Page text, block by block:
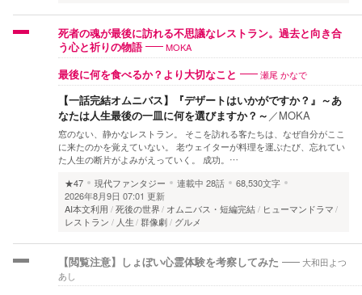
死者の魂が最後に訪れる不思議なレストラン。過去と向き合
う心と祈りの物語
MOKA
最後に何を食べるか？より大切なこと 瀬尾 かなで
【一話完結オムニバス】『デザートはいかがですか？』～あ
なたは人生最後の一皿に何を選びますか？～ ／MOKA
窓のない、静かなレストラン。 そこを訪れる客たちは、なぜ自分がここ
に来たのかを覚えていない。 老ウェイターが料理を運ぶたび、忘れてい
た人生の断片がよみがえっていく。 成功。…
★47
現代ファンタジー 連載中 28話
68,530文字
2026年8月9日 07:01 更新
AI本文利用
死後の世界 オムニバス・短編完結
ヒューマンドラマ
レストラン
人生 群像劇 グルメ
【閲覧注意】しょぼい心霊体験を考察してみた
大和田よつ
あし